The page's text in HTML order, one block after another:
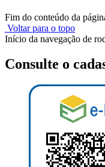
Fim do conteúdo da
Voltar para o topo
Início da navegação de
Consulte o